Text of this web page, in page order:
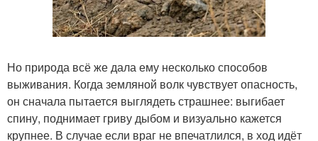
Но природа всё же дала ему несколько способов
выживания. Когда земляной волк чувствует опасность,
он сначала пытается выглядеть страшнее: выгибает
спину, поднимает гриву дыбом и визуально кажется
крупнее. В случае если враг не впечатлился, в ход идёт